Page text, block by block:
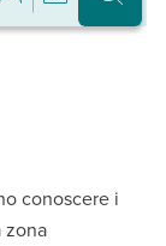
conoscere i
zona